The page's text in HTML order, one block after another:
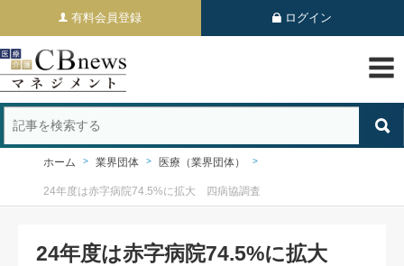
有料会員登録 ログイン
ホーム 業界団体 医療（業界団体）
24年度は赤字病院74.5%に拡大 四病協調査
24年度は赤字病院74.5%に拡大